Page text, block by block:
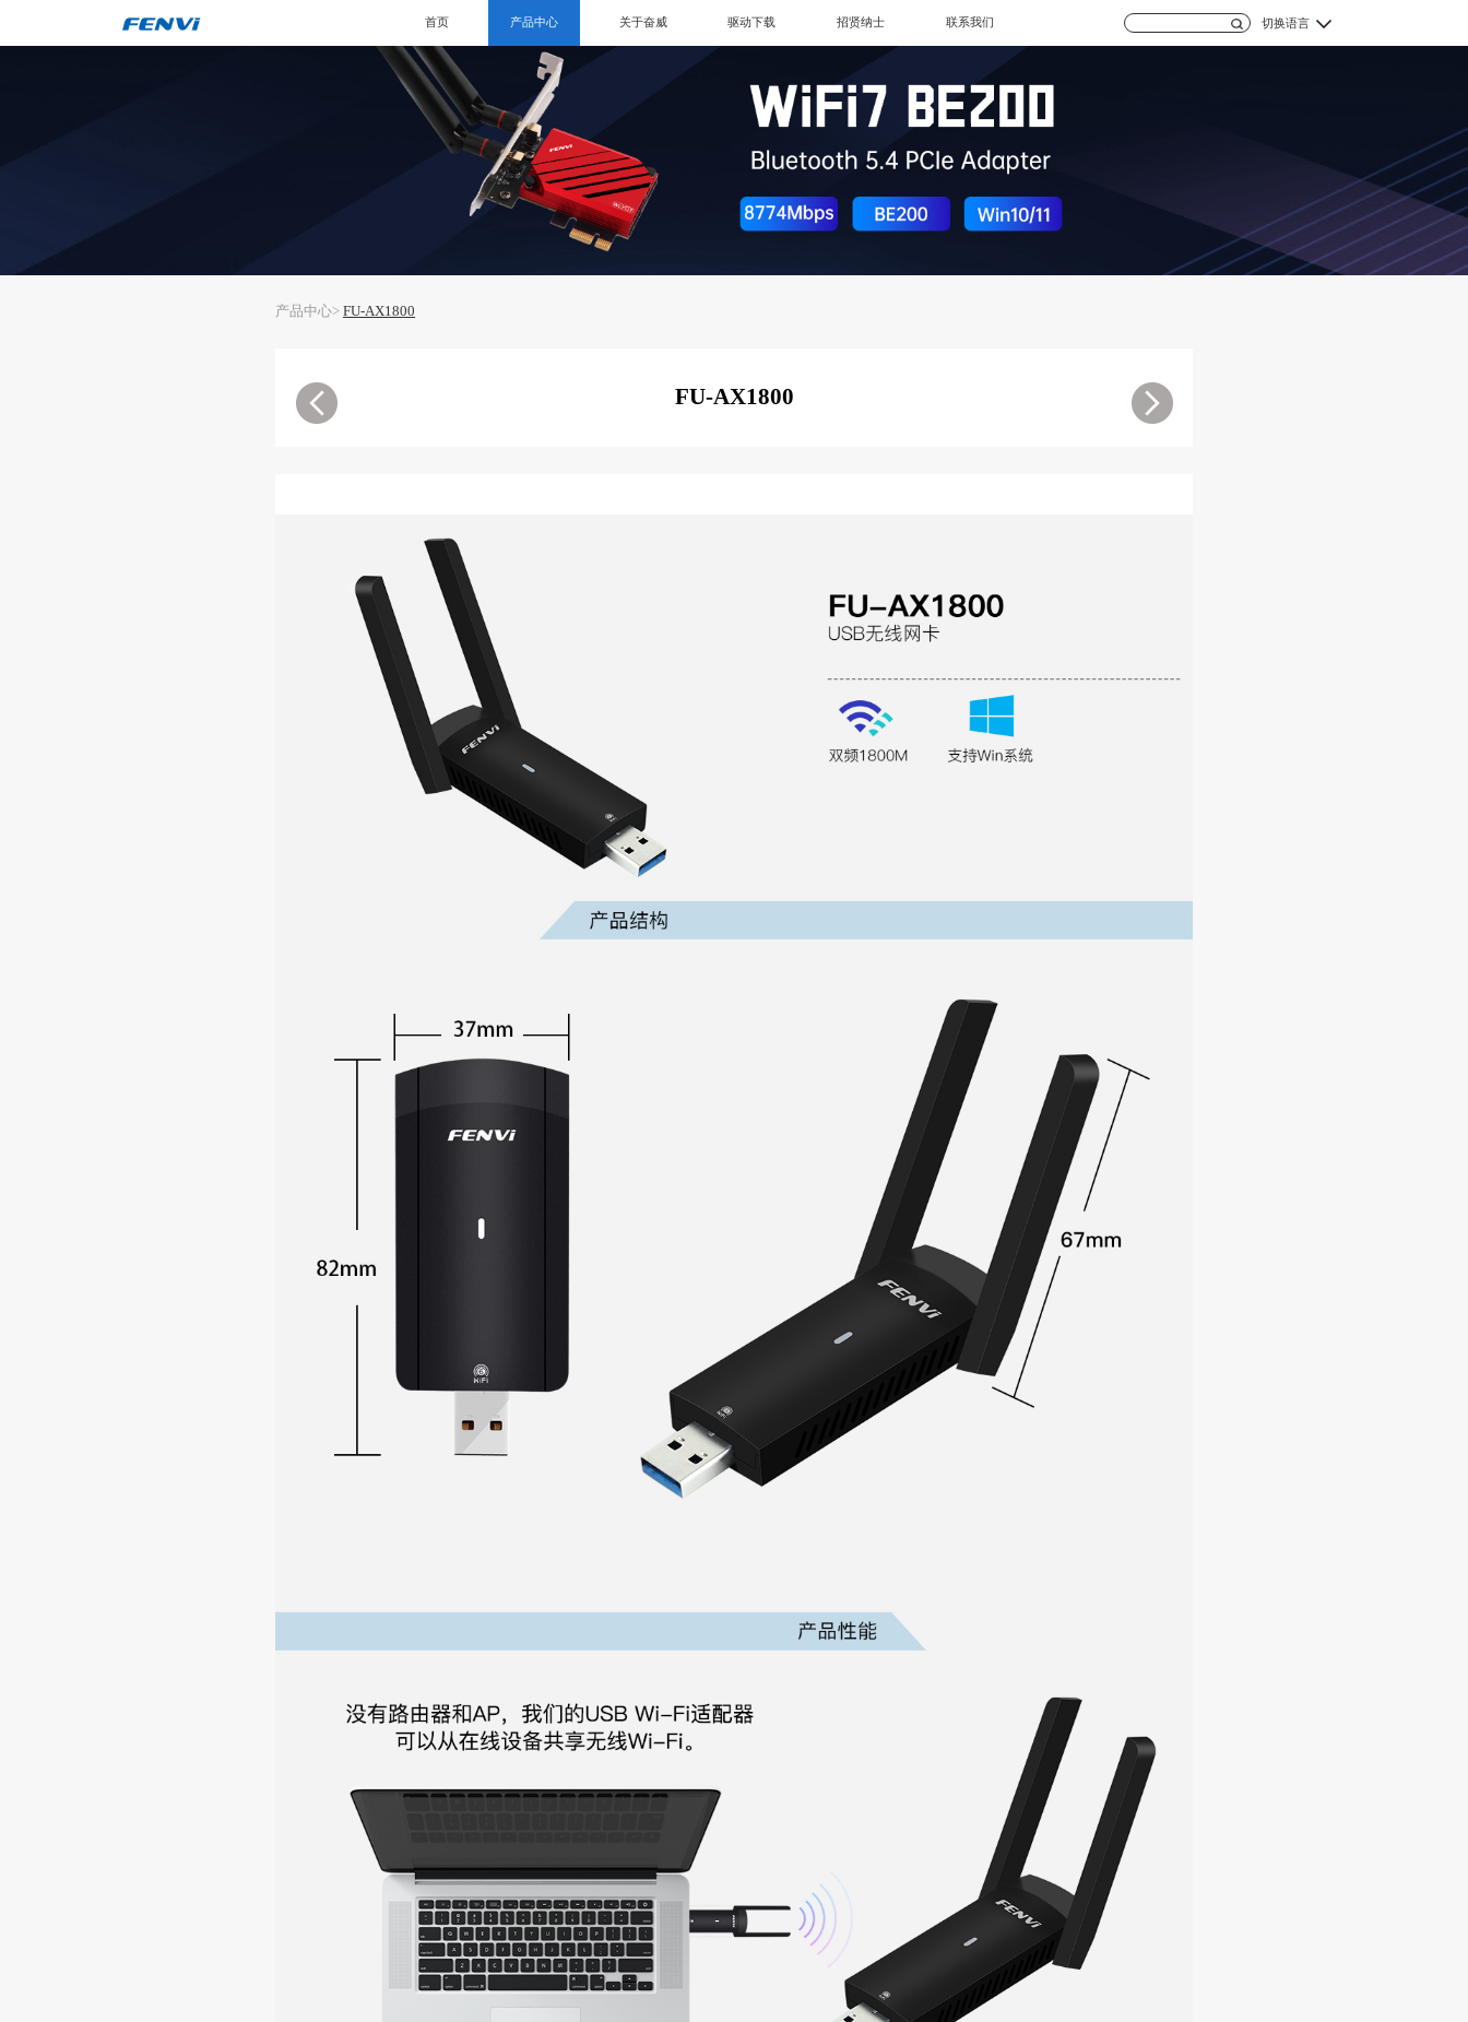
首页 产品中心 关于奋威 驱动下载 招贤纳士 联系我们 切换语言
产品中心> FU-AX1800
FU-AX1800